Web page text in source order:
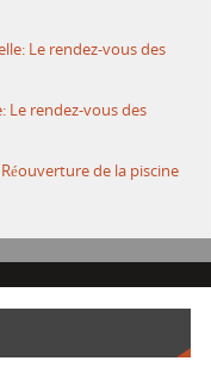
Le rendez-vous des
Le rendez-vous des
de la piscine